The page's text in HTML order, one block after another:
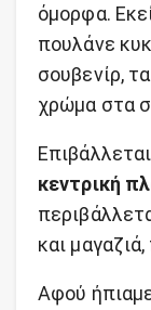
όμορφα.
πουλάνε
σουβενίρ,
χρώμα στα
κεντρική
και
Αφού